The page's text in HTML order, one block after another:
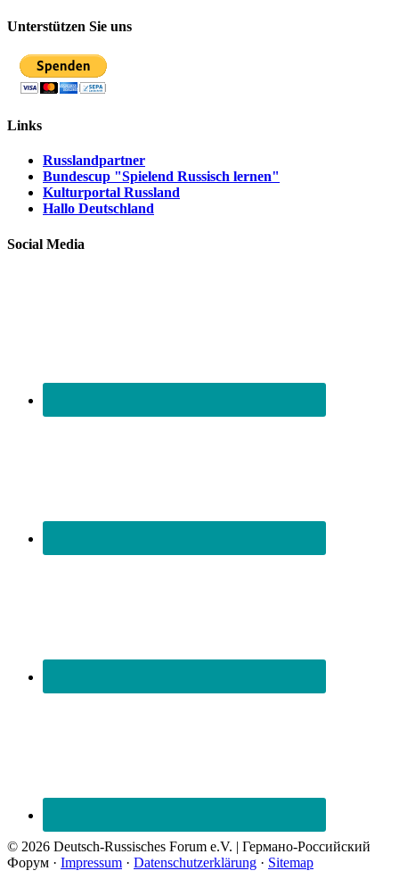
Unterstützen Sie uns
Links
Russlandpartner
Bundescup "Spielend Russisch lernen"
Kulturportal Russland
Hallo Deutschland
Social Media
© 2026 Deutsch-Russisches Forum e.V. | Германо-Российский
Форум · Impressum · Datenschutzerklärung · Sitemap